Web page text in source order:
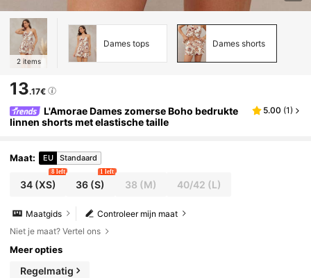
2 items
Dames tops Dames shorts
13.17€
L'Amorae Dames zomerse Boho bedrukte
linnen shorts met elastische taille
5.00 (1)
Maat: EU Standaard
34(XS)
8 left
36 (S)
1 left
38 (M) 40/42 (L)
Controleer mijn maat
Maatgids
Niet je maat? Vertel ons
Meer opties
Regelmatig